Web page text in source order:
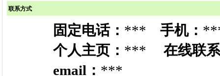
联系方式
固定电话： *** 手机：
个人主页： *** 在线联
email： ***